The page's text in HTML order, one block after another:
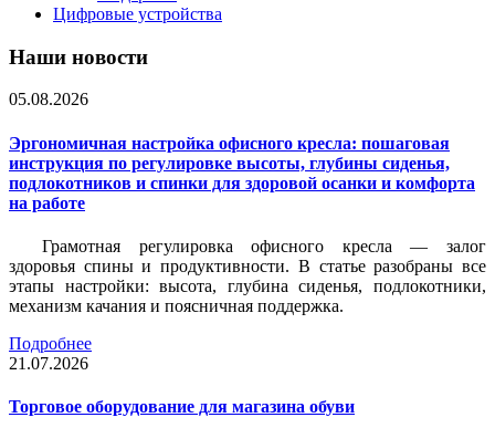
Цифровые устройства
Наши новости
05.08.2026
Эргономичная настройка офисного кресла: пошаговая
инструкция по регулировке высоты, глубины сиденья,
подлокотников и спинки для здоровой осанки и комфорта
на работе
Грамотная регулировка офисного кресла — залог
здоровья спины и продуктивности. В статье разобраны все
этапы настройки: высота, глубина сиденья, подлокотники,
механизм качания и поясничная поддержка.
Подробнее
21.07.2026
Торговое оборудование для магазина обуви